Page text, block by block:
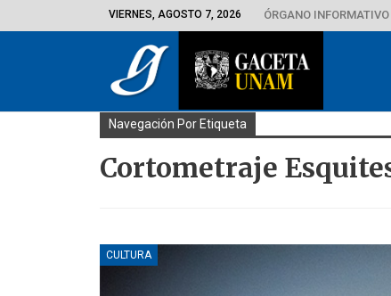
VIERNES, AGOSTO 7, 2026 ÓRGANO
Navegación Por Etiqueta
Cortometraje
CULTURA